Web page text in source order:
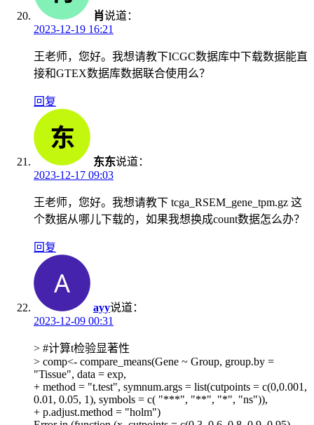
肖说道：
2023-12-19 16:21
王老师，您好。我想请教下ICGC数据库中下载数据能直
接和GTEX数据库数据联合使用么？
回复
东东说道：
2023-12-17 09:03
王老师，您好。我想请教下 tcga_RSEM_gene_tpm.gz 这
个数据从哪儿下载的，如果我想换成count数据怎么办？
回复
ayy说道：
2023-12-09 00:31
> #计算t检验显著性
> comp<- compare_means(Gene ~ Group, group.by =
"Tissue", data = exp,
+ method = "t.test", symnum.args = list(cutpoints = c(0,0.001,
0.01, 0.05, 1), symbols = c( "***", "**", "*", "ns")),
+ p.adjust.method = "holm")